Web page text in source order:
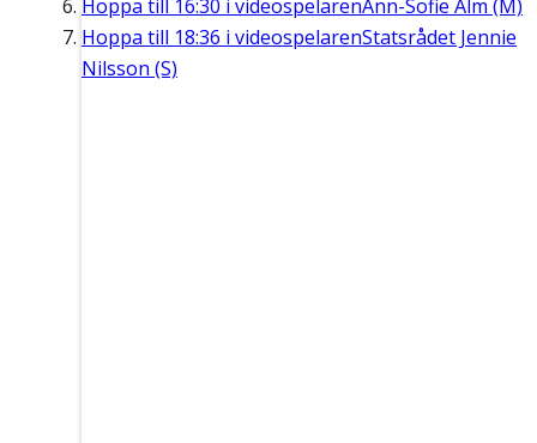
Hoppa till 16:30 i videospelarenAnn-Sofie Alm (M)
Hoppa till 18:36 i videospelarenStatsrådet Jennie
Nilsson (S)